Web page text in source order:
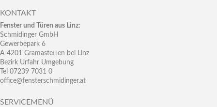
KONTAKT
Fenster und Türen aus Linz:
Schmidinger GmbH
Gewerbepark 6
A-4201 Gramastetten bei Linz
Bezirk Urfahr Umgebung
Tel 07239 7031 0
office@fensterschmidinger.at
SERVICEMENÜ